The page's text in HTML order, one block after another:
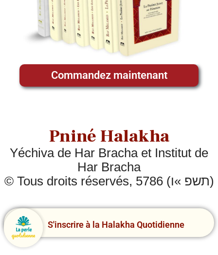
Commandez maintenant
Pniné Halakha
Yéchiva de Har Bracha et Institut de
Har Bracha
© Tous droits réservés, 5786 (תשפ »ו)
S'inscrire à la Halakha Quotidienne